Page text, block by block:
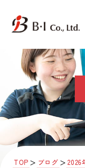
TOP ＞ ブログ ＞2026